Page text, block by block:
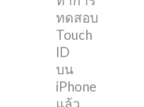
ทดสอบ
Touch
ID
บน
iPhone
แล้ว
ปุ่ม
โฮม
ออก
ในปี
iPhone
X